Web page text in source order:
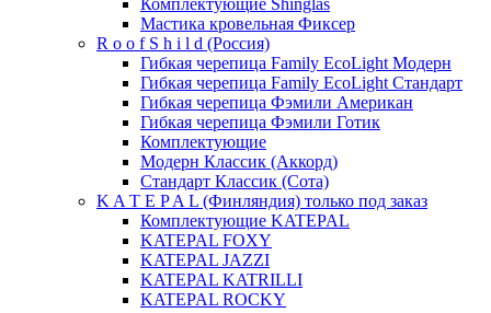
Комплектующие Shinglas
Мастика кровельная Фиксер
R o o f S h i l d (Россия)
Гибкая черепица Family ЕсоLight Модерн
Гибкая черепица Family ЕсоLight Стандарт
Гибкая черепица Фэмили Американ
Гибкая черепица Фэмили Готик
Комплектующие
Модерн Классик (Аккорд)
Стандарт Классик (Сота)
K A T E P A L (Финляндия) только под заказ
Комплектующие KATEPAL
KATEPAL FOXY
KATEPAL JAZZI
KATEPAL KATRILLI
KATEPAL ROCKY